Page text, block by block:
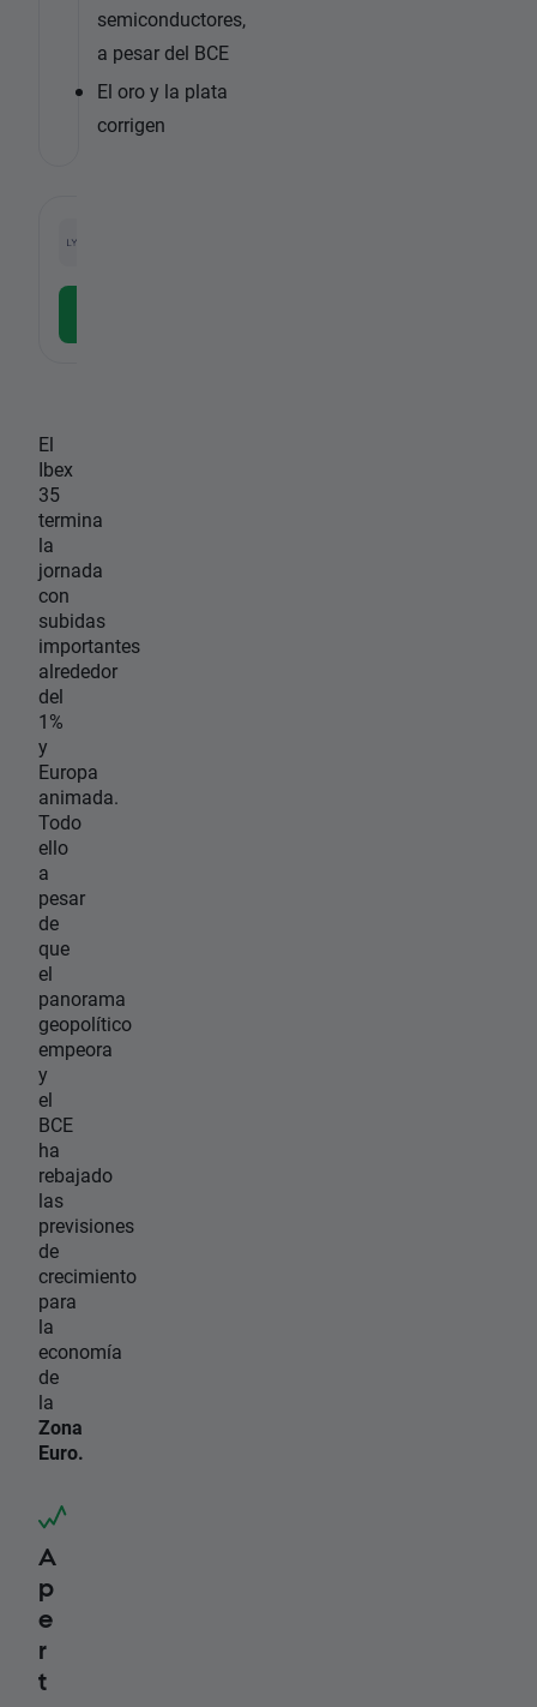
semiconductores,
a pesar del BCE
El oro y la plata
corrigen
El
Ibex
35
termina
la
jornada
con
subidas
importantes
alrededor
del
1%
y
Europa
animada.
Todo
ello
a
pesar
de
que
el
panorama
geopolítico
empeora
y
el
BCE
ha
rebajado
las
previsiones
de
crecimiento
para
la
economía
de
la
Zona
Euro.
A
p
e
r
t